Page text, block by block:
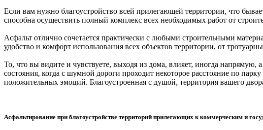
Если вам нужно благоустройство всей прилегающей территории, что
способна осуществить полный комплекс всех необходимых работ от
Асфальт отлично сочетается практически с любыми строительными
удобство и комфорт использования всех объектов территории, от
То, что вы видите и чувствуете, выходя из дома, влияет, иногда
состояния, когда с шумной дороги проходит некоторое расстояние по
положительных эмоций. Благоустроенная с душой, территория вашего
Асфальтирование при благоустройстве территорий прилегающих к коммерческим и